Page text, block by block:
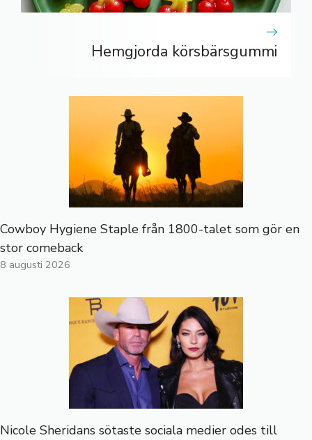
Hemgjorda körsbärsgummi
Cowboy Hygiene Staple från 1800-talet som gör en
stor comeback
8 augusti 2026
Nicole Sheridans sötaste sociala medier odes till